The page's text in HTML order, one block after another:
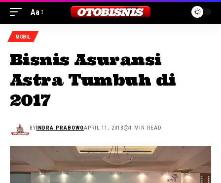
Aa
MOBIL
Bisnis Asuransi
Astra Tumbuh di
2017
BYINDRA PRABOWOAPRIL 11, 2018 1 MIN READ